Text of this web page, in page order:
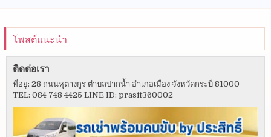
โพสต์แนะนำ
ติดต่อเรา
ที่อยู่: 28 ถนนหุตางกูร ตำบลปากน้ำ อำเภอเมือง จังหวัดกระบี่ 81000
TEL: 084 748 4425 LINE ID: prasit360002